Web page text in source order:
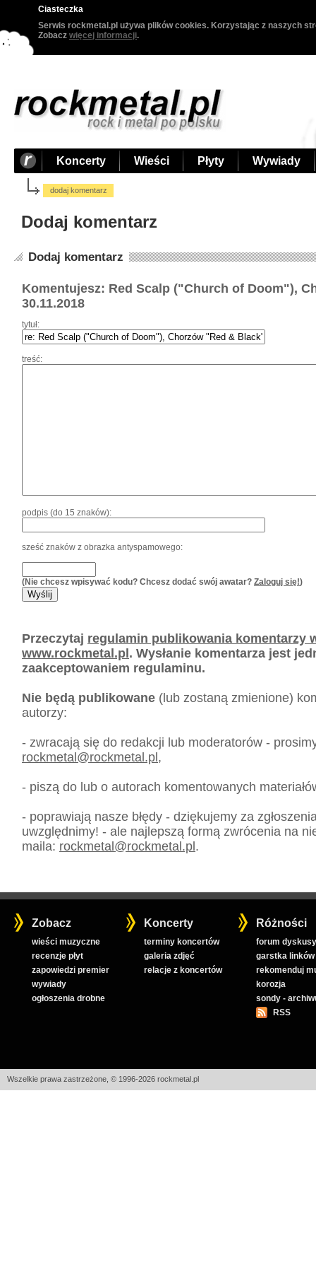
Ciasteczka
Serwis rockmetal.pl używa plików cookies. Korzystając z naszych
Zobacz więcej informacji.
Koncerty Wieści Płyty Wywiady
dodaj komentarz
Dodaj komentarz
Dodaj komentarz
Komentujesz: Red Scalp ("Church of Doom"),
30.11.2018
tytuł:
treść:
podpis (do 15 znaków):
sześć znaków z obrazka antyspamowego:
(Nie chcesz wpisywać kodu? Chcesz dodać swój awatar? Zaloguj się!)
Przeczytaj regulamin publikowania komentarzy
www.rockmetal.pl. Wysłanie komentarza jest
zaakceptowaniem regulaminu.
Nie będą publikowane (lub zostaną zmienione)
autorzy:
- zwracają się do redakcji lub moderatorów -
rockmetal@rockmetal.pl,
- piszą do lub o autorach komentowanych
- poprawiają nasze błędy - dziękujemy za
uwzględnimy! - ale najlepszą formą zwrócenia na
maila: rockmetal@rockmetal.pl.
Zobacz
wieści muzyczne
recenzje płyt
zapowiedzi premier
wywiady
ogłoszenia drobne
Koncerty
terminy koncertów
galeria zdjęć
relacje z koncertów
Różności
forum
garstka linków
rekomenduj
korozja
sondy -
RSS
Wszelkie prawa zastrzeżone, © 1996-2026 rockmetal.pl